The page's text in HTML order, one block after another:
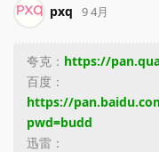
pxq 9 4月
夸克： https://
百度：
https://
pwd=budd
迅雷：